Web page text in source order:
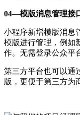
04—模版消息管理接
小程序新增模版消息
模版进行管理，例如
作。无需登录公众平
第三方平台也可以通
版，更便于第三方为